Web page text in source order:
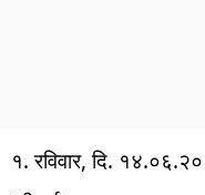
१. रविवार, दि.